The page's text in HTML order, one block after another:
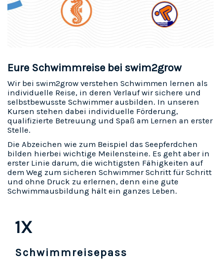
Eure Schwimmreise bei swim2grow
Wir bei swim2grow verstehen Schwimmen lernen als
individuelle Reise, in deren Verlauf wir sichere und
selbstbewusste Schwimmer ausbilden. In unseren
Kursen stehen dabei individuelle Förderung,
qualifizierte Betreuung und Spaß am Lernen an erster
Stelle.
Die Abzeichen wie zum Beispiel das Seepferdchen
bilden hierbei wichtige Meilensteine. Es geht aber in
erster Linie darum, die wichtigsten Fähigkeiten auf
dem Weg zum sicheren Schwimmer Schritt für Schritt
und ohne Druck zu erlernen, denn eine gute
Schwimmausbildung hält ein ganzes Leben.
1X
Schwimmreisepass